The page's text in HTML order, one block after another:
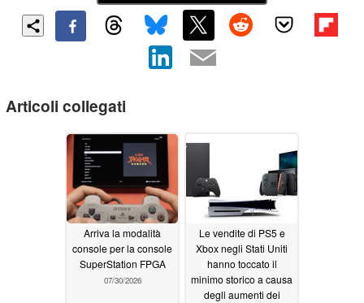
Articoli collegati
Arriva la modalità
console per la console
SuperStation FPGA
07/30/2026
Le vendite di PS5 e
Xbox negli Stati Uniti
hanno toccato il
minimo storico a causa
degli aumenti dei